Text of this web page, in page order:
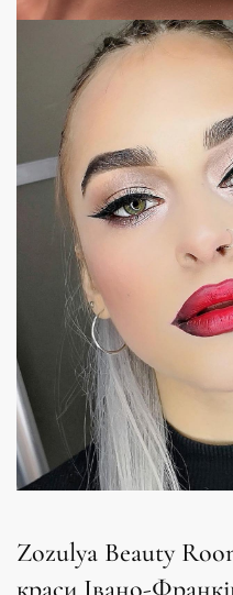
Zozulya Beauty
краси Івано-